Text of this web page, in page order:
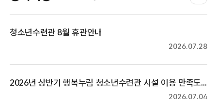
청소년수련관 8월 휴관안내
2026.07.28
2026년 상반기 행복누림 청소년수련관 시설 이용 만족도 조사
2026.07.04